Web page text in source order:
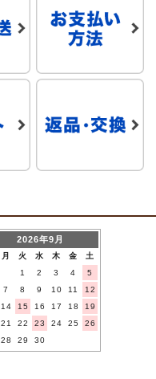
2026年9月
月 火 水 木 金
土
1
2 3 4
5
7 8 9 10 11
12
14 15 16 17 18
19
21 22 23 24 25
26
28 29 30